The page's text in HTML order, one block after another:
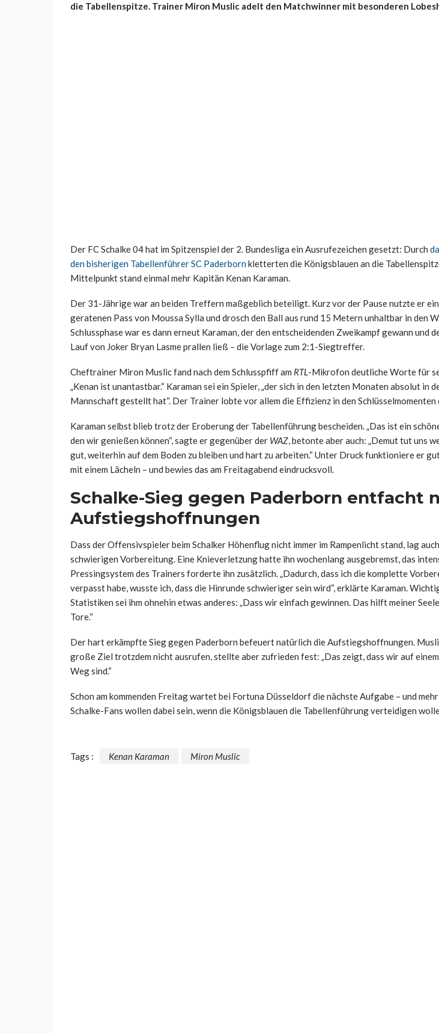
die Tabellenspitze. Trainer Miron Muslic adelt den Matchwinner mit besonderen
Der FC Schalke 04 hat im Spitzenspiel der 2. Bundesliga ein Ausrufezeichen gesetzt: Durch
den bisherigen Tabellenführer SC Paderbornkletterten die Königsblauen an die
Mittelpunkt stand einmal mehr Kapitän Kenan Karaman.
Der 31-Jährige war an beiden Treffern maßgeblich beteiligt. Kurz vor der Pause nutzte er
geratenen Pass von Moussa Sylla und drosch den Ball aus rund 15 Metern unhaltbar in den
Schlussphase war es dann erneut Karaman, der den entscheidenden Zweikampf gewann und
Lauf von Joker Bryan Lasme prallen ließ – die Vorlage zum 2:1-Siegtreffer.
Cheftrainer Miron Muslic fand nach dem Schlusspfiff am RTL-Mikrofon deutliche Worte für
„Kenan ist unantastbar.“ Karaman sei ein Spieler, „der sich in den letzten Monaten absolut in
Mannschaft gestellt hat“. Der Trainer lobte vor allem die Effizienz in den Schlüsselmomenten
Karaman selbst blieb trotz der Eroberung der Tabellenführung bescheiden. „Das ist ein
den wir genießen können“, sagte er gegenüber der WAZ, betonte aber auch: „Demut tut uns
gut, weiterhin auf dem Boden zu bleiben und hart zu arbeiten.“ Unter Druck funktioniere er
mit einem Lächeln – und bewies das am Freitagabend eindrucksvoll.
Schalke-Sieg gegen Paderborn entfacht
Aufstiegshoffnungen
Dass der Offensivspieler beim Schalker Höhenflug nicht immer im Rampenlicht stand, lag
schwierigen Vorbereitung. Eine Knieverletzung hatte ihn wochenlang ausgebremst, das
Pressingsystem des Trainers forderte ihn zusätzlich. „Dadurch, dass ich die komplette
verpasst habe, wusste ich, dass die Hinrunde schwieriger sein wird“, erklärte Karaman.
Statistiken sei ihm ohnehin etwas anderes: „Dass wir einfach gewinnen. Das hilft meiner
Tore.“
Der hart erkämpfte Sieg gegen Paderborn befeuert natürlich die Aufstiegshoffnungen.
große Ziel trotzdem nicht ausrufen, stellte aber zufrieden fest: „Das zeigt, dass wir auf
Weg sind.“
Schon am kommenden Freitag wartet bei Fortuna Düsseldorf die nächste Aufgabe – und
Schalke-Fans wollen dabei sein, wenn die Königsblauen die Tabellenführung verteidigen
Tags : Kenan Karaman Miron Muslic